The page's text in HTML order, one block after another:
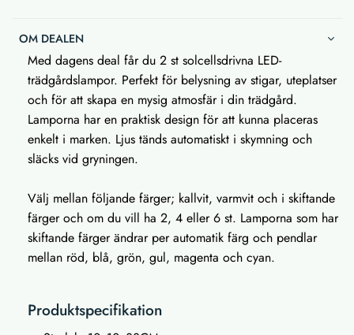
OM DEALEN
Med dagens deal får du 2 st solcellsdrivna LED-
trädgårdslampor. Perfekt för belysning av stigar, uteplatser
och för att skapa en mysig atmosfär i din trädgård.
Lamporna har en praktisk design för att kunna placeras
enkelt i marken. Ljus tänds automatiskt i skymning och
släcks vid gryningen.
Välj mellan följande färger; kallvit, varmvit och i skiftande
färger och om du vill ha 2, 4 eller 6 st. Lamporna som har
skiftande färger ändrar per automatik färg och pendlar
mellan röd, blå, grön, gul, magenta och cyan.
Produktspecifikation